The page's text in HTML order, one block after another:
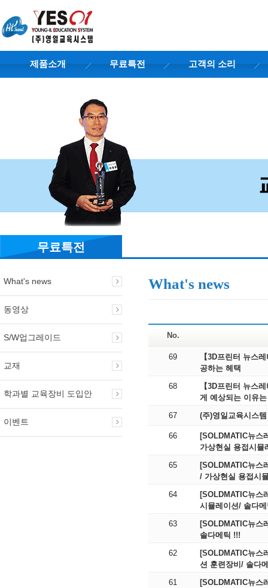
제품소개 무료특전 고객의 소리
무료특전
What's news
동영상
S/W업그레이드
교재
학과별 교육장비 도입안
이벤트
What's news
No.
69
【3D프린터 뉴스
공하는 헤택
68
【3D프린터 뉴스레터 제17
게 예상되는 이유
67
(주)영일교육시스
66
[SOLDMATIC뉴스
가상현실 용접시뮬
65
[SOLDMATIC뉴스
/ 가상현실 용접시
64
[SOLDMATIC뉴스
시뮬레이션/ 솔다
63
[SOLDMATIC뉴스
솔다메틱 !!!
62
[SOLDMATIC뉴스
션 훈련장비/ 솔다
61
[SOLDMATIC뉴스